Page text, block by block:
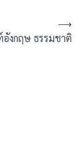
งกฤษ ธรรมชาติ
⟶